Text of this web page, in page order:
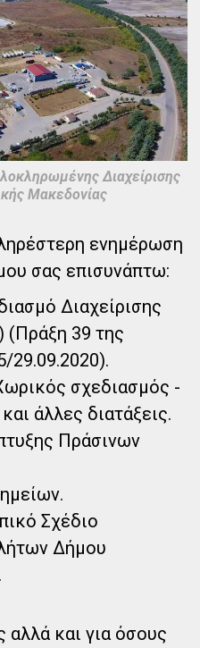
Διαχείρισης
Μακεδονίας
ενημέρωση
σας επισυνάπτω:
Διαχείρισης
39 της
29.09.2020).
σχεδιασμός -
άλλες διατάξεις.
Πράσινων
Σχέδιο
Δήμου
αλλά και για όσους